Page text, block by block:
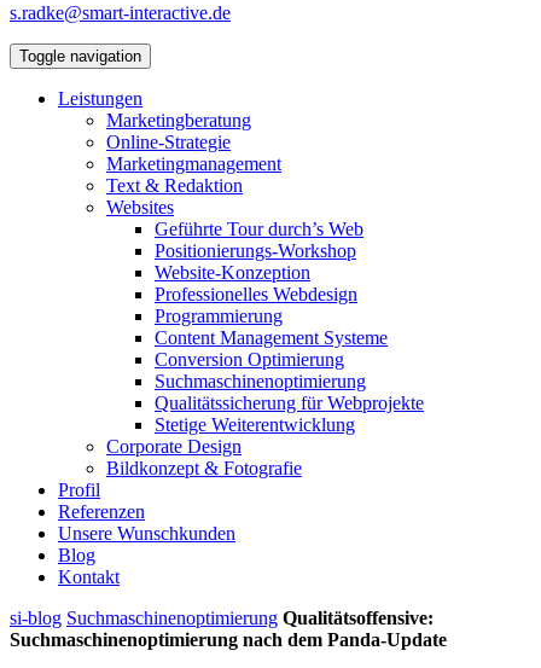
s.radke@smart-interactive.de
Toggle navigation
Leistungen
Marketingberatung
Online-Strategie
Marketingmanagement
Text & Redaktion
Websites
Geführte Tour durch’s Web
Positionierungs-Workshop
Website-Konzeption
Professionelles Webdesign
Programmierung
Content Management Systeme
Conversion Optimierung
Suchmaschinenoptimierung
Qualitätssicherung für Webprojekte
Stetige Weiterentwicklung
Corporate Design
Bildkonzept & Fotografie
Profil
Referenzen
Unsere Wunschkunden
Blog
Kontakt
si-blog Suchmaschinenoptimierung Qualitätsoffensive:
Suchmaschinenoptimierung nach dem Panda-Update